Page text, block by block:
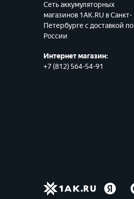
Сеть аккумуляторных
магазинов 1AK.RU в Санкт-
Петербурге с доставкой по
России
Интернет магазин:
+7 (812) 564-54-91